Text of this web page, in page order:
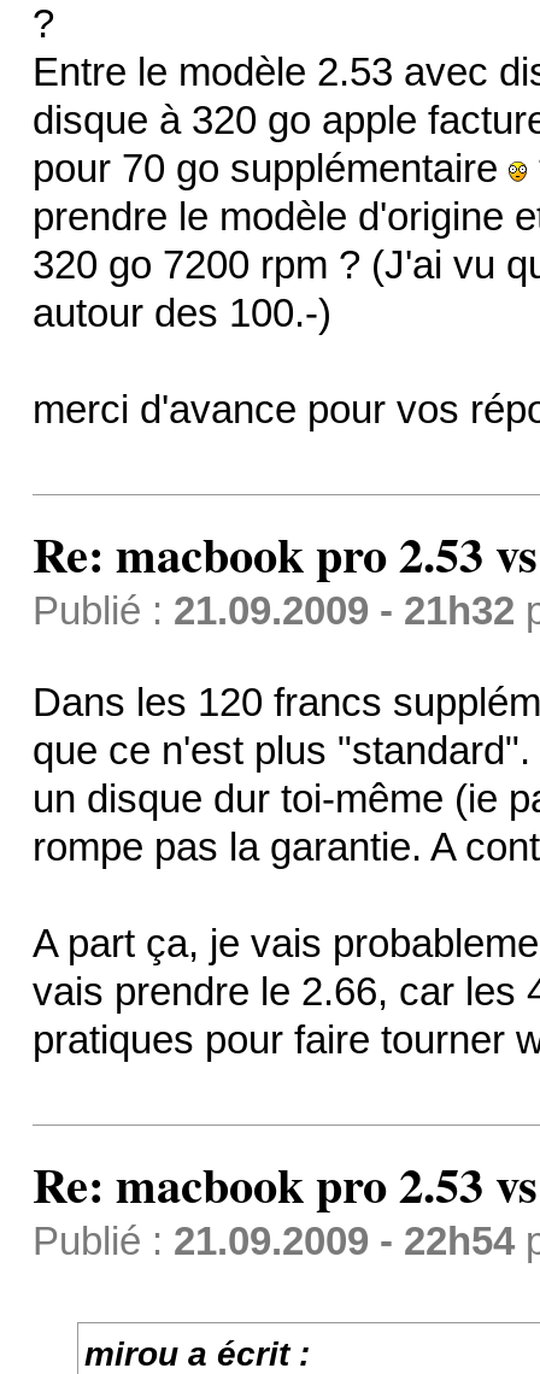
?
Entre le modèle 2.53 avec
disque à 320 go apple
pour 70 go supplémentaire
prendre le modèle d'origine
320 go 7200 rpm ? (J'ai vu
autour des 100.-)
merci d'avance pour vos
Re: macbook pro 2.53
Publié : 21.09.2009 - 21h32
Dans les 120 francs
que ce n'est plus
un disque dur toi-même (ie
rompe pas la garantie. A
A part ça, je vais
vais prendre le 2.66, car les
pratiques pour faire tourner
Re: macbook pro 2.53
Publié : 21.09.2009 - 22h54
mirou a écrit :